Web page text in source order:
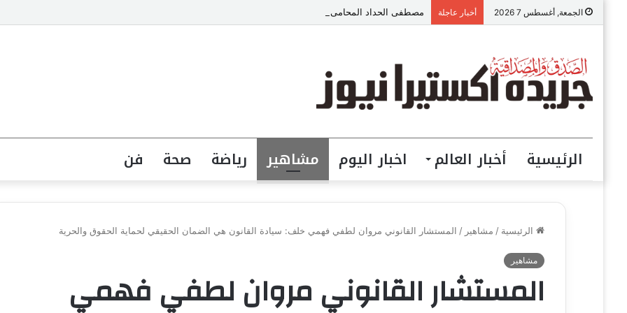
الجمعة, أغسطس 7 2026 أخبار عاجلة مصطفى الحداد المحامى: المواجهة القانونية لخطاب الكراهية تبدأ بتشريع واضح ووعي مجتمعي
الرئيسية أخبار العالم اخبار اليوم مشاهير رياضة صحة فن
الرئيسية / مشاهير / المستشار القانوني مروان لطفي فهمي خلف: سيادة القانون هي الضمان الحقيقي لحماية الحقوق والحرية
مشاهير
المستشار القانوني مروان لطفي فهمي